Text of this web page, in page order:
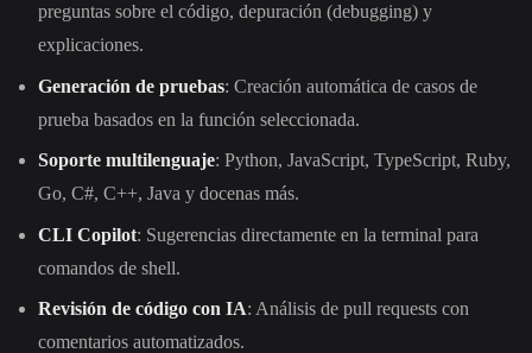
preguntas sobre el código, depuración (debugging) y
explicaciones.
Generación de pruebas: Creación automática de casos de
prueba basados en la función seleccionada.
Soporte multilenguaje: Python, JavaScript, TypeScript, Ruby,
Go, C#, C++, Java y docenas más.
CLI Copilot: Sugerencias directamente en la terminal para
comandos de shell.
Revisión de código con IA: Análisis de pull requests con
comentarios automatizados.